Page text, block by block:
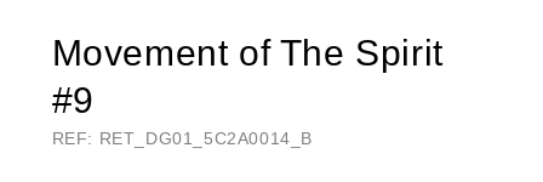
Movement of The Spirit
#9
REF: RET_DG01_5C2A0014_B